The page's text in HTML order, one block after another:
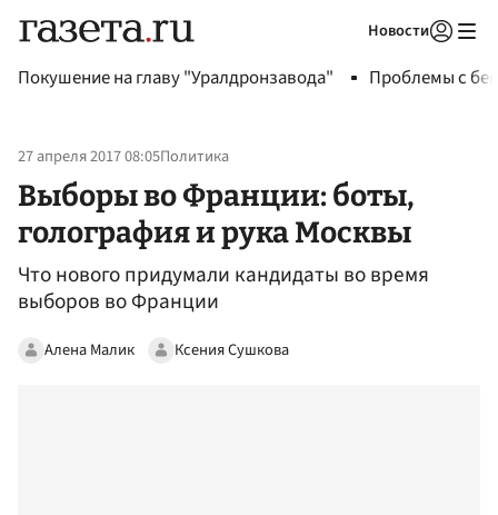
Новости
Покушение на главу "Уралдронзавода" Проблемы с
27 апреля 2017 08:05Политика
Выборы во Франции: боты,
голография и рука Москвы
Что нового придумали кандидаты во время
выборов во Франции
Алена Малик Ксения Сушкова